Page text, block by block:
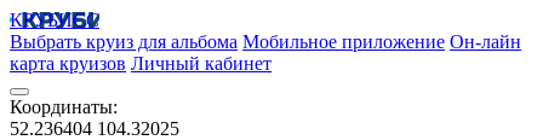
КРУБИСС
Выбрать круиз для альбома Мобильное приложение Он-лайн
карта круизов Личный кабинет
Координаты:
52.236404 104.32025